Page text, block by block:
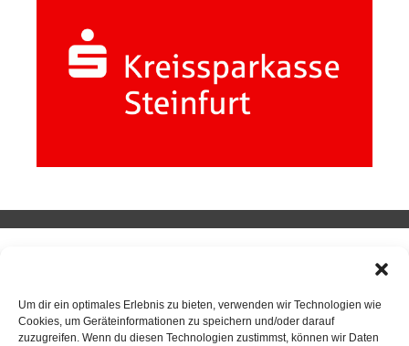
Um dir ein optimales Erlebnis zu bieten, verwenden wir Technologien wie
Cookies, um Geräteinformationen zu speichern und/oder darauf
zuzugreifen. Wenn du diesen Technologien zustimmst, können wir Daten
Neuigkeiten